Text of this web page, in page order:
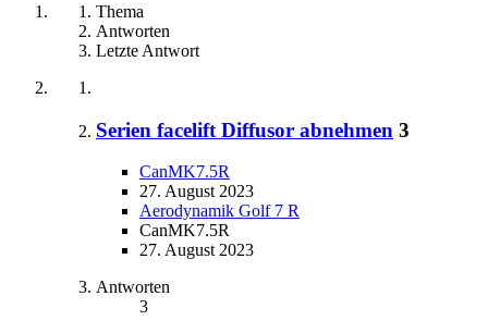
Thema
Antworten
Letzte Antwort
Serien facelift Diffusor abnehmen 3
CanMK7.5R
27. August 2023
Aerodynamik Golf 7 R
CanMK7.5R
27. August 2023
Antworten
3